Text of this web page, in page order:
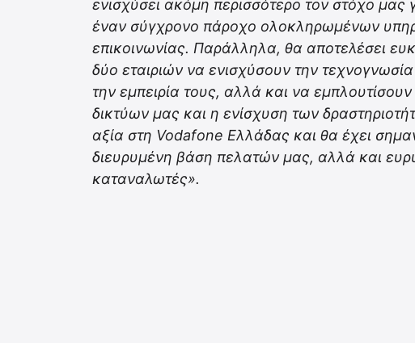
ενισχύσει ακόμη περισσότερο τον στόχο μας
έναν σύγχρονο πάροχο ολοκληρωμένων
επικοινωνίας. Παράλληλα, θα αποτελέσει
δύο εταιριών να ενισχύσουν την
την εμπειρία τους, αλλά και να
δικτύων μας και η ενίσχυση των
αξία στη Vodafone Ελλάδας και θα έχει
διευρυμένη βάση πελατών μας, αλλά και
καταναλωτές».